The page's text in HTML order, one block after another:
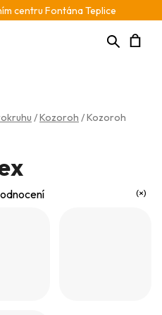
centru Fontána Teplice
Hledat
/Kozoroh /Kozoroh